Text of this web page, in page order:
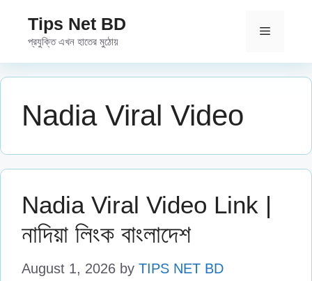
content
Tips Net BD
প্রযুক্তি এখন হাতের মুঠোয়
Menu
Nadia Viral Video
Nadia Viral Video Link |
নাদিয়া লিংক বাংলাদেশ
August 1, 2026 by TIPS NET BD